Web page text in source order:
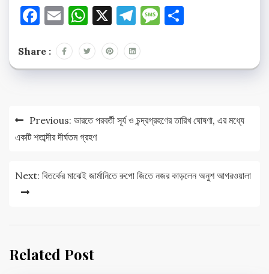
Facebook
EmailWhatsApp
X Telegram
Message
Share :
Post
navigation
Previous: ভারতে পরবর্তী সূর্য ও চন্দ্রগ্রহণের তারিখ ঘোষণা, এর মধ্যে
একটি শতাব্দীর দীর্ঘতম গ্রহণ
Next: বিতর্কের মাঝেই জার্মানিতে রুপো জিতে নজর কাড়লেন অনুশ আগরওয়ালা
Related Post